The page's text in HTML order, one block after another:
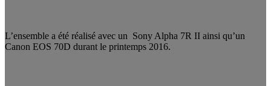
L’ensemble a été réalisé avec un Sony Alpha 7R II ainsi qu’un
Canon EOS 70D durant le printemps 2016.